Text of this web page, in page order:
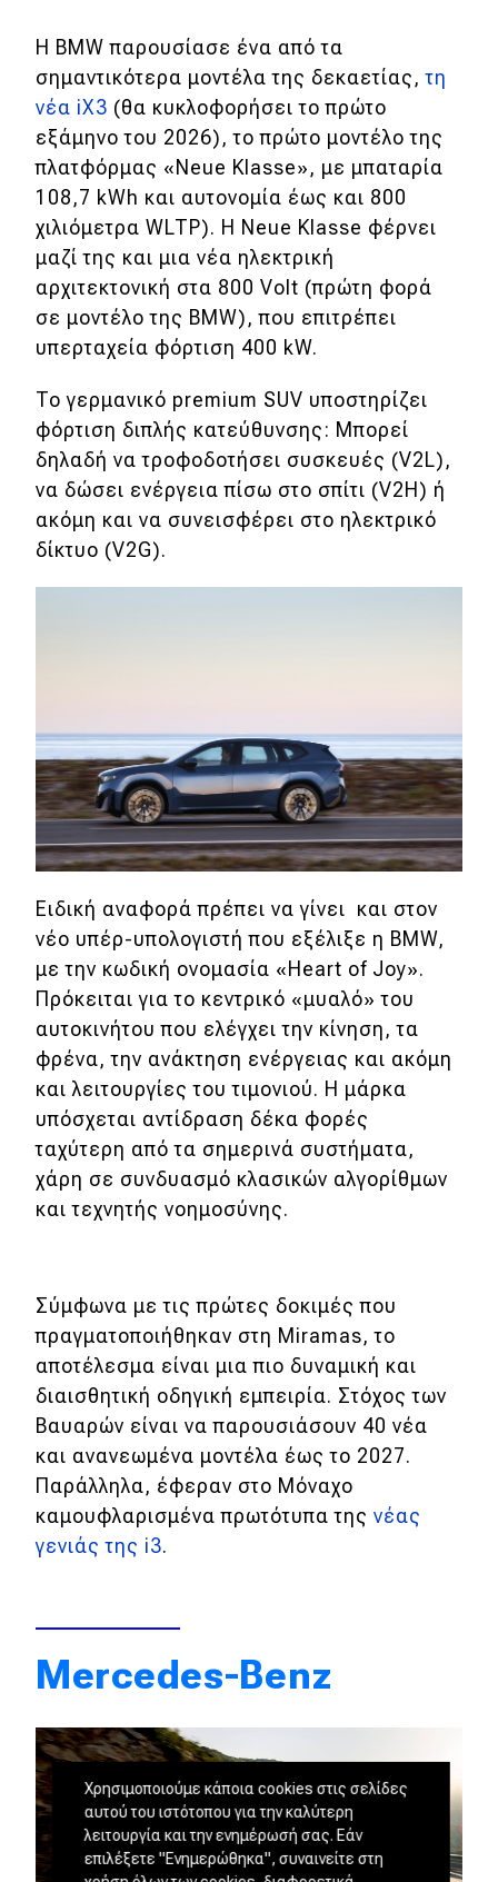
Η BMW παρουσίασε ένα από τα
σημαντικότερα μοντέλα της δεκαετίας,τη
νέα iX3 (θα κυκλοφορήσει το πρώτο
εξάμηνο του 2026), το πρώτο μοντέλο της
πλατφόρμας «Neue Klasse», με μπαταρία
108,7 kWh και αυτονομία έως και 800
χιλιόμετρα WLTP). Η Neue Klasse φέρνει
μαζί της και μια νέα ηλεκτρική
αρχιτεκτονική στα 800 Volt (πρώτη φορά
σε μοντέλο της BMW), που επιτρέπει
υπερταχεία φόρτιση 400 kW.
To γερμανικό premium SUV υποστηρίζει
φόρτιση διπλής κατεύθυνσης: Μπορεί
δηλαδή να τροφοδοτήσει συσκευές (V2L),
να δώσει ενέργεια πίσω στο σπίτι (V2H) ή
ακόμη και να συνεισφέρει στο ηλεκτρικό
δίκτυο (V2G).
Ειδική αναφορά πρέπει να γίνει και στον
νέο υπέρ-υπολογιστή που εξέλιξε η BMW,
με την κωδική ονομασία «Heart of Joy».
Πρόκειται για το κεντρικό «μυαλό» του
αυτοκινήτου που ελέγχει την κίνηση, τα
φρένα, την ανάκτηση ενέργειας και ακόμη
και λειτουργίες του τιμονιού. Η μάρκα
υπόσχεται αντίδραση δέκα φορές
ταχύτερη από τα σημερινά συστήματα,
χάρη σε συνδυασμό κλασικών αλγορίθμων
και τεχνητής νοημοσύνης.
Σύμφωνα με τις πρώτες δοκιμές που
πραγματοποιήθηκαν στη Miramas, το
αποτέλεσμα είναι μια πιο δυναμική και
διαισθητική οδηγική εμπειρία. Στόχος των
Βαυαρών είναι να παρουσιάσουν 40 νέα
και ανανεωμένα μοντέλα έως το 2027.
Παράλληλα, έφεραν στο Μόναχο
καμουφλαρισμένα πρωτότυπα της νέας
γενιάς της i3.
Mercedes-Benz
Χρησιμοποιούμε κάποια cookies στις σελίδες
αυτού του ιστότοπου για την καλύτερη
λειτουργία και την ενημέρωσή σας. Εάν
επιλέξετε "Ενημερώθηκα", συναινείτε στη